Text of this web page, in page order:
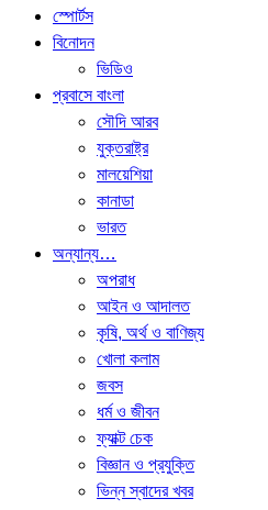
স্পোর্টস
বিনোদন
ভিডিও
প্রবাসে বাংলা
সৌদি আরব
যুক্তরাষ্ট্র
মালয়েশিয়া
কানাডা
ভারত
অন্যান্য…
অপরাধ
আইন ও আদালত
কৃষি, অর্থ ও বাণিজ্য
খোলা কলাম
জবস
ধর্ম ও জীবন
ফ্যাক্ট চেক
বিজ্ঞান ও প্রযুক্তি
ভিন্ন স্বাদের খবর